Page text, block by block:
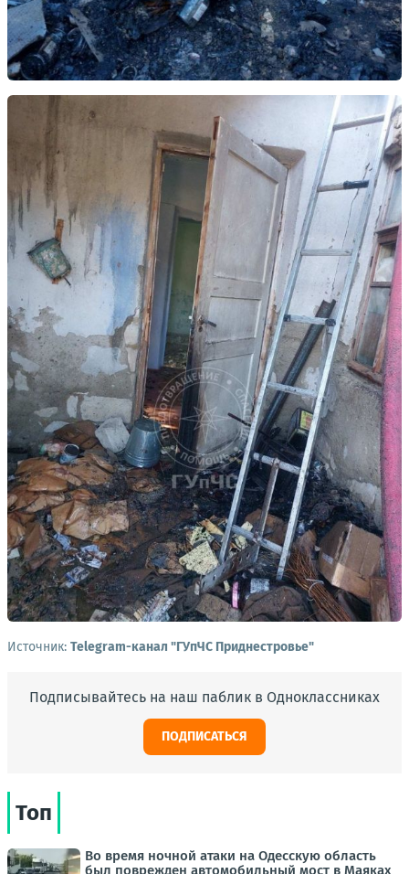
Источник: Telegram-канал "ГУпЧС Приднестровье"
Подписывайтесь на наш паблик в Одноклассниках
ПОДПИСАТЬСЯ
Топ
Во время ночной атаки на Одесскую область
был поврежден автомобильный мост в Маяках